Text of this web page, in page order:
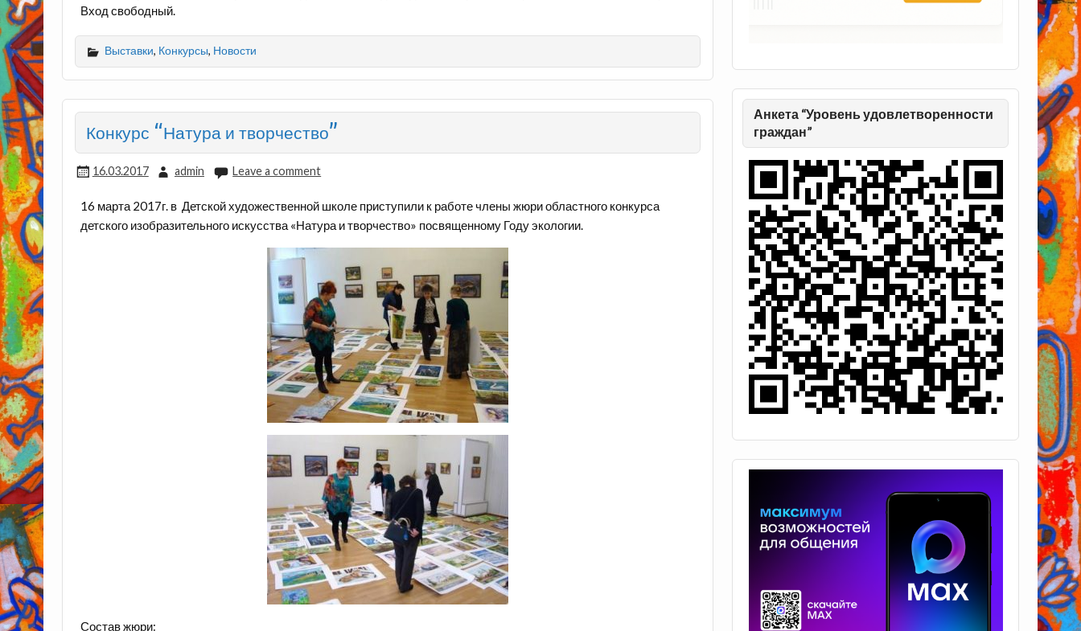
Вход свободный.
Выставки, Конкурсы, Новости
Конкурс “Натура и творчество”
16.03.2017 admin Leave a comment
16 марта 2017г. в Детской художественной школе приступили к работе члены жюри областного конкурса
детского изобразительного искусства «Натура и творчество» посвященному Году экологии.
Состав жюри:
Анкета “Уровень удовлетворенности
граждан”